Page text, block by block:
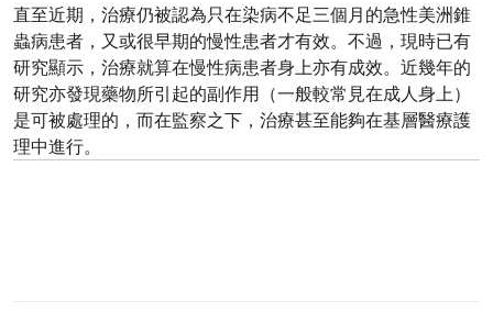
直至近期，治療仍被認為只在染病不足三個月的急性美洲錐
蟲病患者，又或很早期的慢性患者才有效。不過，現時已有
研究顯示，治療就算在慢性病患者身上亦有成效。近幾年的
研究亦發現藥物所引起的副作用（一般較常見在成人身上）
是可被處理的，而在監察之下，治療甚至能夠在基層醫療護
理中進行。